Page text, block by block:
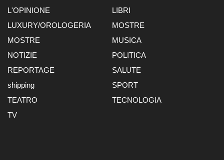
L'OPINIONE
LIBRI
LUXURY/OROLOGERIA
MOSTRE
MOSTRE
MUSICA
NOTIZIE
POLITICA
REPORTAGE
SALUTE
shipping
SPORT
TEATRO
TECNOLOGIA
TV